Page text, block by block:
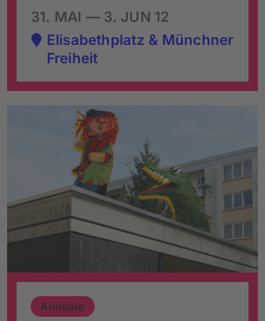
31. MAI — 3. JUN 12
Elisabethplatz & Münchner
Freiheit
Annuale